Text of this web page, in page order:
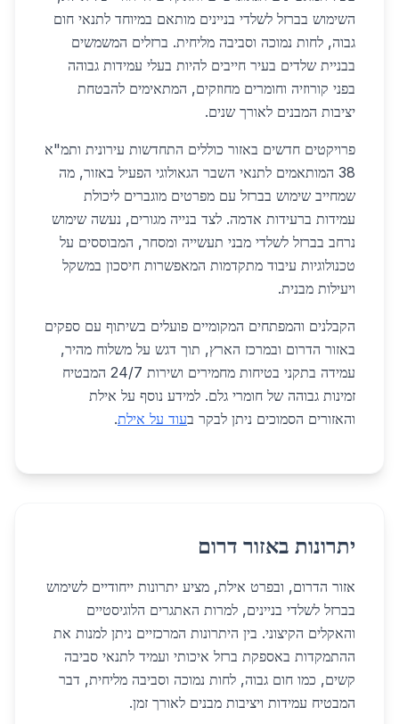
השימוש בברזל לשלדי בניינים מותאם במיוחד לתנאי חום
גבוה, לחות נמוכה וסביבה מליחית. ברזלים המשמשים
בבניית שלדים בעיר חייבים להיות בעלי עמידות גבוהה
בפני קורוזיה וחומרים מחוזקים, המתאימים להבטחת
יציבות המבנים לאורך שנים.
פרויקטים חדשים באזור כוללים התחדשות עירונית ותמ"א
38 המותאמים לתנאי השבר הגאולוגי הפעיל באזור, מה
שמחייב שימוש בברזל עם מפרטים מוגברים ליכולת
עמידות ברעידות אדמה. לצד בנייה מגורים, נעשה שימוש
נרחב בברזל לשלדי מבני תעשייה ומסחר, המבוססים על
טכנולוגיות עיבוד מתקדמות המאפשרות חיסכון במשקל
ויעילות מבנית.
הקבלנים והמפתחים המקומיים פועלים בשיתוף עם ספקים
באזור הדרום ובמרכז הארץ, תוך דגש על משלוח מהיר,
עמידה בתקני בטיחות מחמירים ושירות 24/7 המבטיח
זמינות גבוהה של חומרי גלם. למידע נוסף על אילת
והאזורים הסמוכים ניתן לבקר בעוד על אילת.
יתרונות באזור דרום
אזור הדרום, ובפרט אילת, מציע יתרונות ייחודיים לשימוש
בברזל לשלדי בניינים, למרות האתגרים הלוגיסטיים
והאקלים הקיצוני. בין היתרונות המרכזיים ניתן למנות את
ההתמקדות באספקת ברזל איכותי ועמיד לתנאי סביבה
קשים, כמו חום גבוה, לחות נמוכה וסביבה מליחית, דבר
המבטיח עמידות ויציבות מבנים לאורך זמן.